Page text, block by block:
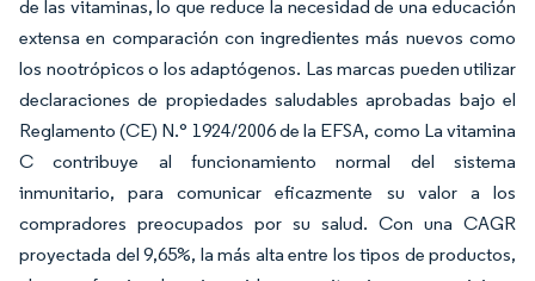
de las vitaminas, lo que reduce la necesidad de una educación
extensa en comparación con ingredientes más nuevos como
los nootrópicos o los adaptógenos. Las marcas pueden utilizar
declaraciones de propiedades saludables aprobadas bajo el
Reglamento (CE) N.° 1924/2006 de la EFSA, como La vitamina
C contribuye al funcionamiento normal del sistema
inmunitario, para comunicar eficazmente su valor a los
compradores preocupados por su salud. Con una CAGR
proyectada del 9,65%, la más alta entre los tipos de productos,